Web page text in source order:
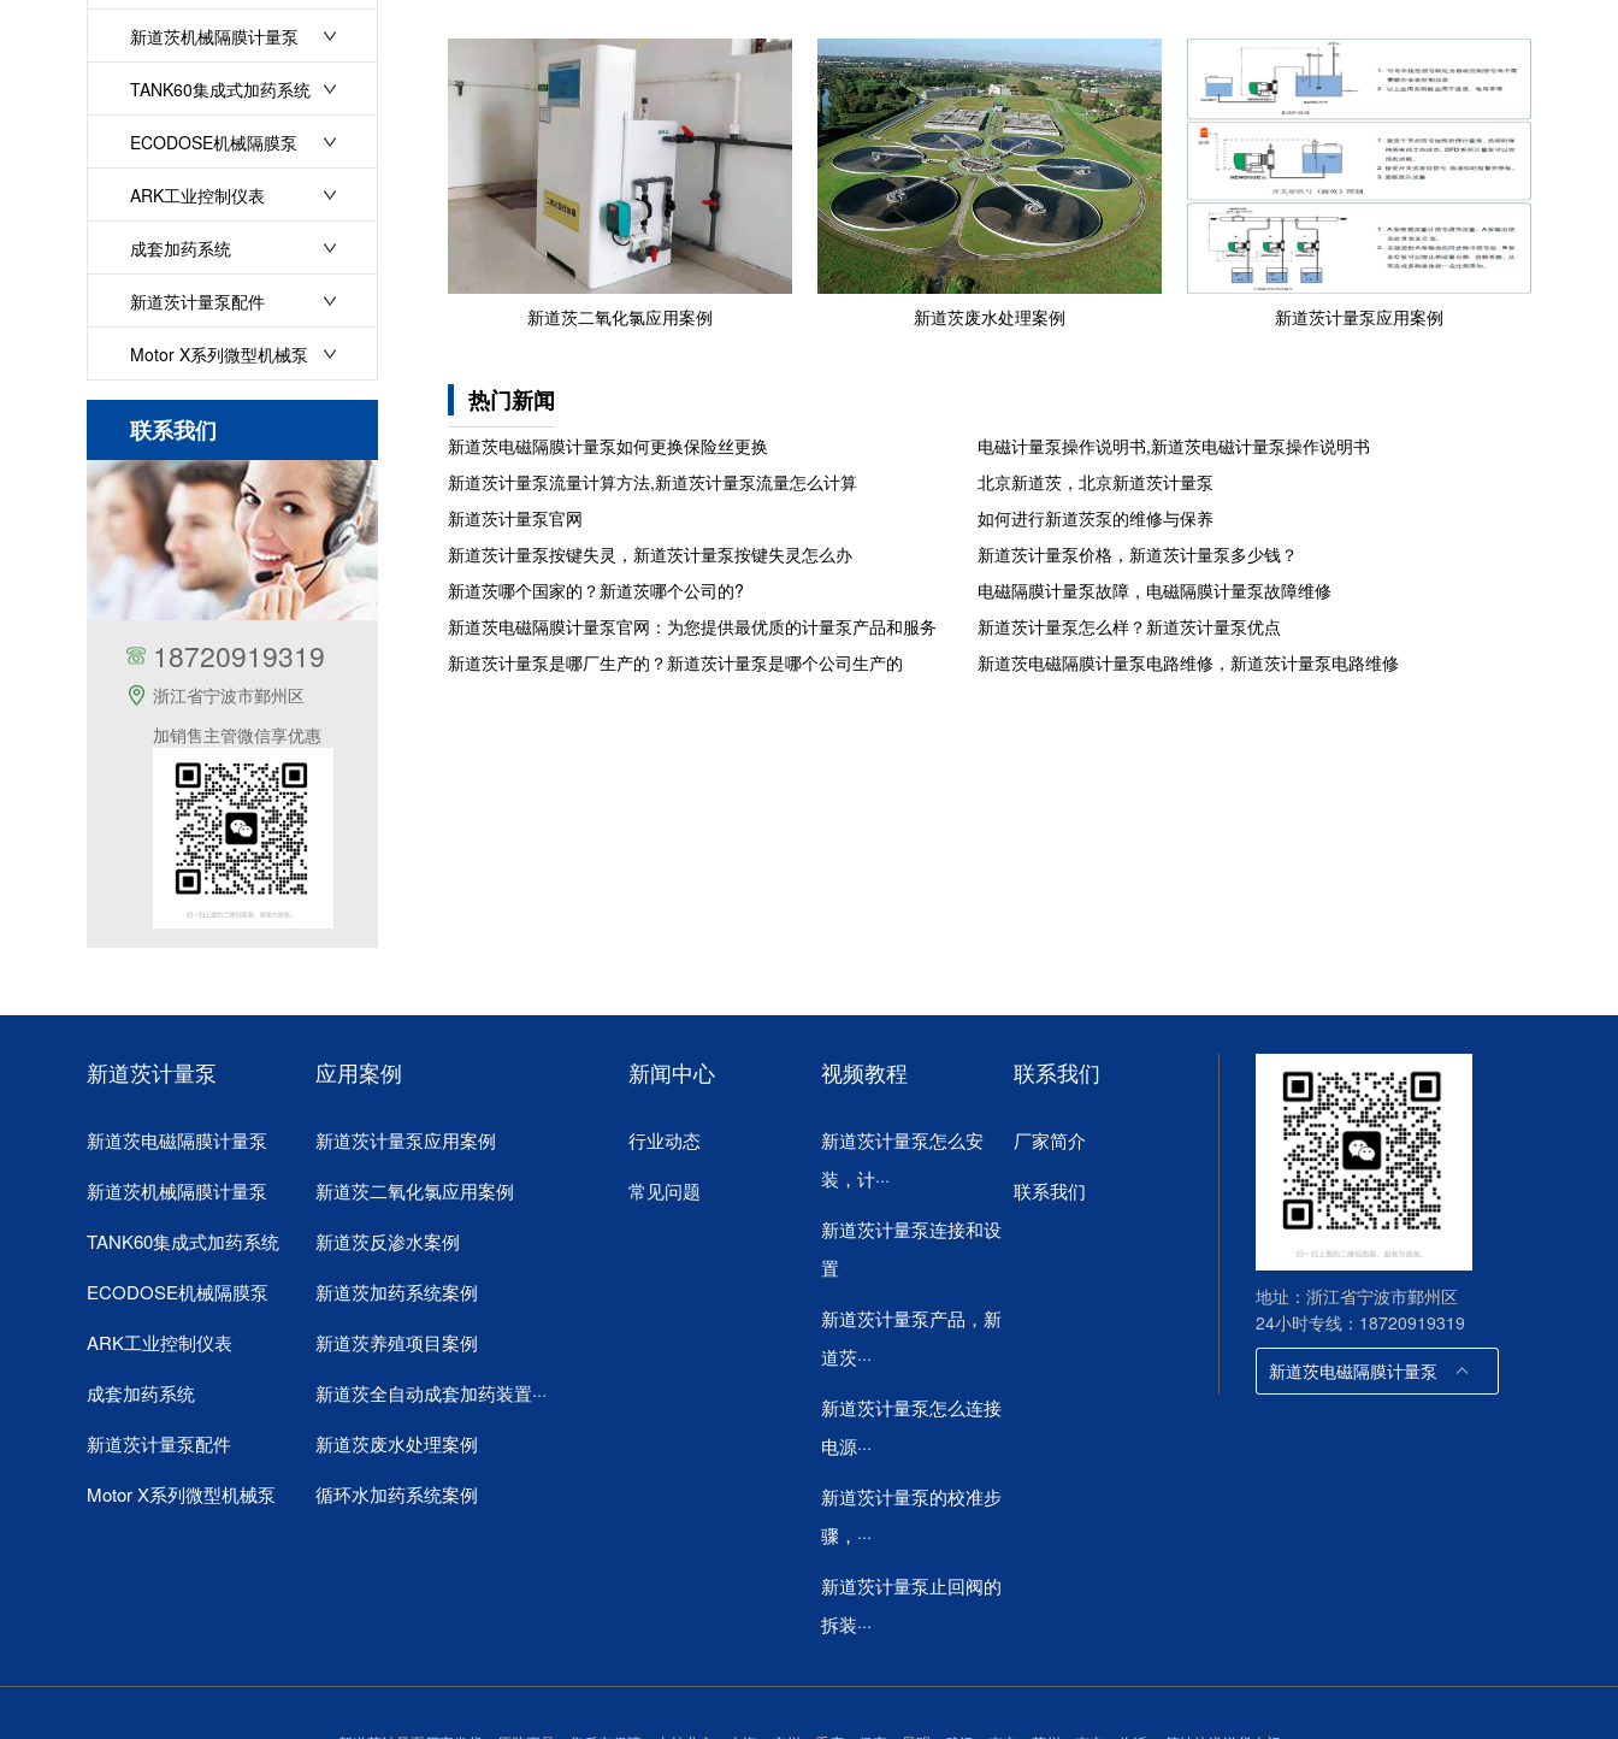
新道茨机械隔膜计量泵
TANK60集成式加药系统
ECODOSE机械隔膜泵
ARK工业控制仪表
成套加药系统
新道茨计量泵配件
Motor X系列微型机械泵
联系我们
18720919319
浙江省宁波市鄞州区
加销售主管微信享优惠
新道茨二氧化氯应用案例 新道茨废水处理案例 新道茨计量泵应用案例
热门新闻
新道茨电磁隔膜计量泵如何更换保险丝更换
电磁计量泵操作说明书,新道茨电磁计量泵操作说明书
新道茨计量泵流量计算方法,新道茨计量泵流量怎么计算
北京新道茨，北京新道茨计量泵
新道茨计量泵官网
如何进行新道茨泵的维修与保养
新道茨计量泵按键失灵，新道茨计量泵按键失灵怎么办
新道茨计量泵价格，新道茨计量泵多少钱？
新道茨哪个国家的？新道茨哪个公司的?
电磁隔膜计量泵故障，电磁隔膜计量泵故障维修
新道茨电磁隔膜计量泵官网：为您提供最优质的计量泵产品和服务
新道茨计量泵怎么样？新道茨计量泵优点
新道茨计量泵是哪厂生产的？新道茨计量泵是哪个公司生产的
新道茨电磁隔膜计量泵电路维修，新道茨计量泵电路维修
新道茨计量泵
新道茨电磁隔膜计量泵
新道茨机械隔膜计量泵
TANK60集成式加药系统
ECODOSE机械隔膜泵
ARK工业控制仪表
成套加药系统
新道茨计量泵配件
Motor X系列微型机械泵
应用案例
新道茨计量泵应用案例
新道茨二氧化氯应用案例
新道茨反渗水案例
新道茨加药系统案例
新道茨养殖项目案例
新道茨全自动成套加药装置···
新道茨废水处理案例
循环水加药系统案例
新闻中心
行业动态
常见问题
视频教程
新道茨计量泵怎么安
装，计···
新道茨计量泵连接和设
置
新道茨计量泵产品，新
道茨···
新道茨计量泵怎么连接
电源···
新道茨计量泵的校准步
骤，···
新道茨计量泵止回阀的
拆装···
联系我们
厂家简介
联系我们
地址：浙江省宁波市鄞州区
24小时专线：18720919319